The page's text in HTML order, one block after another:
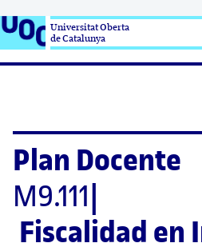
Universitat Oberta
de Catalunya
Plan Docente
M9.111
Fiscalidad en